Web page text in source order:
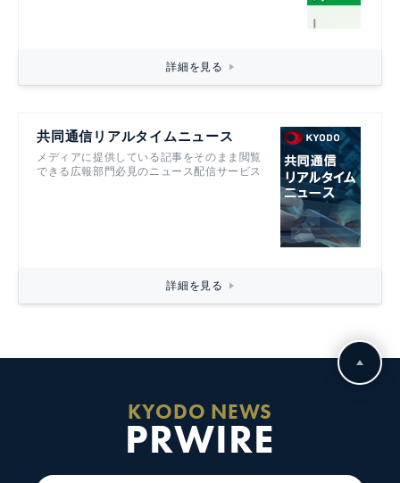
詳細を見る
共同通信リアルタイムニュース
メディアに提供している記事をそのまま閲覧
できる広報部門必見のニュース配信サービス
詳細を見る
KYODO NEWS
PRWIRE